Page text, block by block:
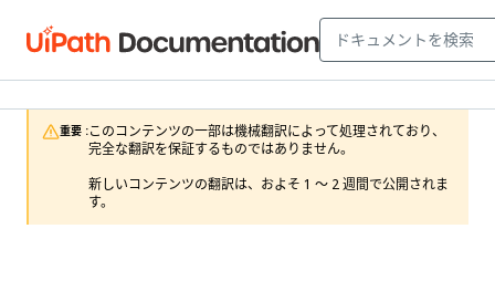
重要 :このコンテンツの一部は機械翻訳によって処理されており、
完全な翻訳を保証するものではありません。
新しいコンテンツの翻訳は、およそ 1 ～ 2 週間で公開されま
す。